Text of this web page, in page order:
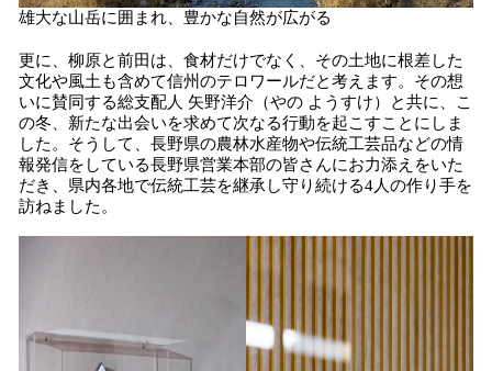
雄大な山岳に囲まれ、豊かな自然が広がる
更に、柳原と前田は、食材だけでなく、その土地に根差した
文化や風土も含めて信州のテロワールだと考えます。その想
いに賛同する総支配人 矢野洋介（やの ようすけ）と共に、こ
の冬、新たな出会いを求めて次なる行動を起こすことにしま
した。そうして、長野県の農林水産物や伝統工芸品などの情
報発信をしている長野県営業本部の皆さんにお力添えをいた
だき、県内各地で伝統工芸を継承し守り続ける4人の作り手を
訪ねました。